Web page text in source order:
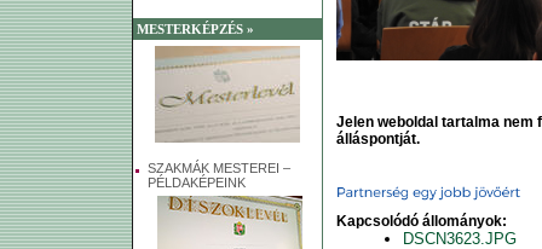
MESTERKÉPZÉS »
SZAKMÁK MESTEREI –
PÉLDAKÉPEINK
Jelen weboldal tartalma nem
álláspontját.
Kapcsolódó állományok:
DSCN3623.JPG